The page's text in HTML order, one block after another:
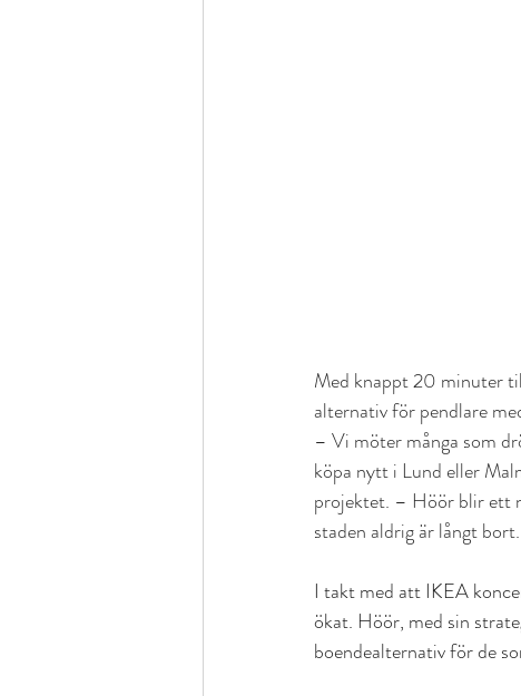
Med knappt 20 minuter
alternativ för pendlare
– Vi möter många som
köpa nytt i Lund eller
projektet. – Höör blir ett
staden aldrig är långt bort.
I takt med att IKEA
ökat. Höör, med sin
boendealternativ för de